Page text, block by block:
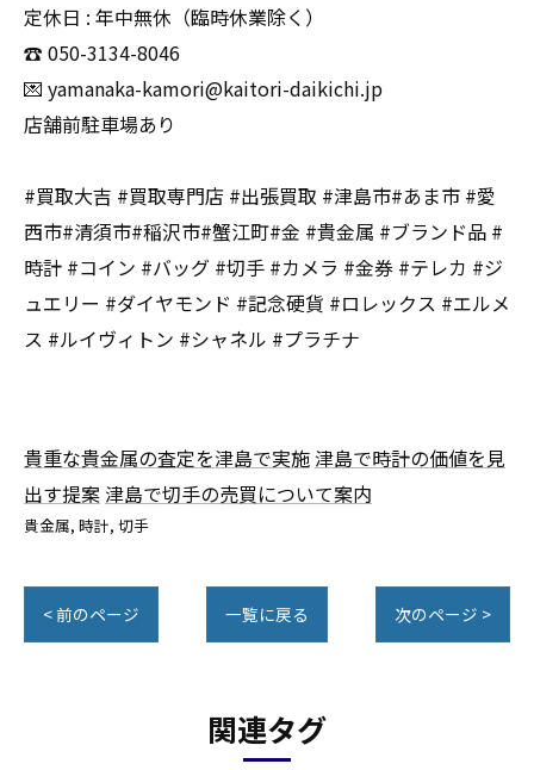
定休日 : 年中無休（臨時休業除く）
☎️ 050-3134-8046
💌 yamanaka-kamori@kaitori-daikichi.jp
店舗前駐車場あり
#買取大吉 #買取専門店 #出張買取 #津島市#あま市 #愛
西市#清須市#稲沢市#蟹江町#金 #貴金属 #ブランド品 #
時計 #コイン #バッグ #切手 #カメラ #金券 #テレカ #ジ
ュエリー #ダイヤモンド #記念硬貨 #ロレックス #エルメ
ス #ルイヴィトン #シャネル #プラチナ
貴重な貴金属の査定を津島で実施 津島で時計の価値を見
出す提案 津島で切手の売買について案内
貴金属 時計 切手
< 前のページ 一覧に戻る 次のページ >
関連タグ